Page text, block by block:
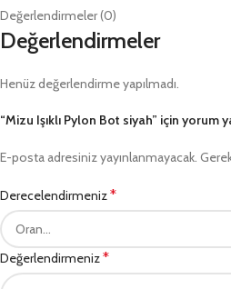
Değerlendirmeler (0)
Değerlendirmeler
Henüz değerlendirme yapılmadı.
“Mizu Işıklı Pylon Bot siyah” için yorum
E-posta adresiniz yayınlanmayacak.
Derecelendirmeniz*
Değerlendirmeniz*